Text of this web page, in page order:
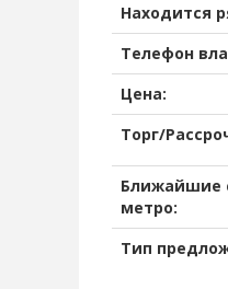
Находится
Телефон
Цена:
Торг/
Ближайшие
метро:
Тип